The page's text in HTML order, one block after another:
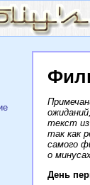
текст из
так как
самого
о
День